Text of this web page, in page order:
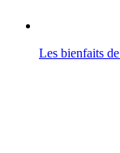
Les bienfaits